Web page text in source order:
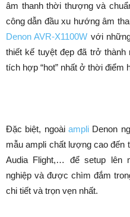
âm thanh thời thượng và
công dẫn đầu xu hướng âm
Denon AVR-X1100W với
thiết kế tuyệt đẹp đã trở
tích hợp “hot” nhất ở thời điểm
Đặc biệt, ngoàiampli Denon
mẫu ampli chất lượng cao đến
Audia Flight,… để setup lên
nghiệp và được chìm đắm
chi tiết và trọn vẹn nhất.